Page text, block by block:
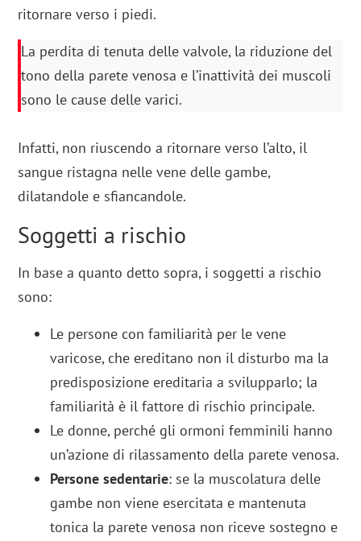
ritornare verso i piedi.
La perdita di tenuta delle valvole, la riduzione del
tono della parete venosa e l’inattività dei muscoli
sono le cause delle varici.
Infatti, non riuscendo a ritornare verso l’alto, il
sangue ristagna nelle vene delle gambe,
dilatandole e sfiancandole.
Soggetti a rischio
In base a quanto detto sopra, i soggetti a rischio
sono:
Le persone con familiarità per le vene
varicose, che ereditano non il disturbo ma la
predisposizione ereditaria a svilupparlo; la
familiarità è il fattore di rischio principale.
Le donne, perché gli ormoni femminili hanno
un’azione di rilassamento della parete venosa.
Persone sedentarie: se la muscolatura delle
gambe non viene esercitata e mantenuta
tonica la parete venosa non riceve sostegno e